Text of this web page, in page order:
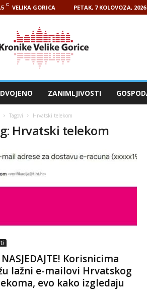
C VELIKA GORICA PETAK, 7 KOLOVOZA, 2026
ZANIMLJIVOSTI
Tagovi Hrvatski telekom
Hrvatski telekom
NASJEDAJTE! Korisnicima
lažni e-mailovi Hrvatskog
evo kako izgledaju